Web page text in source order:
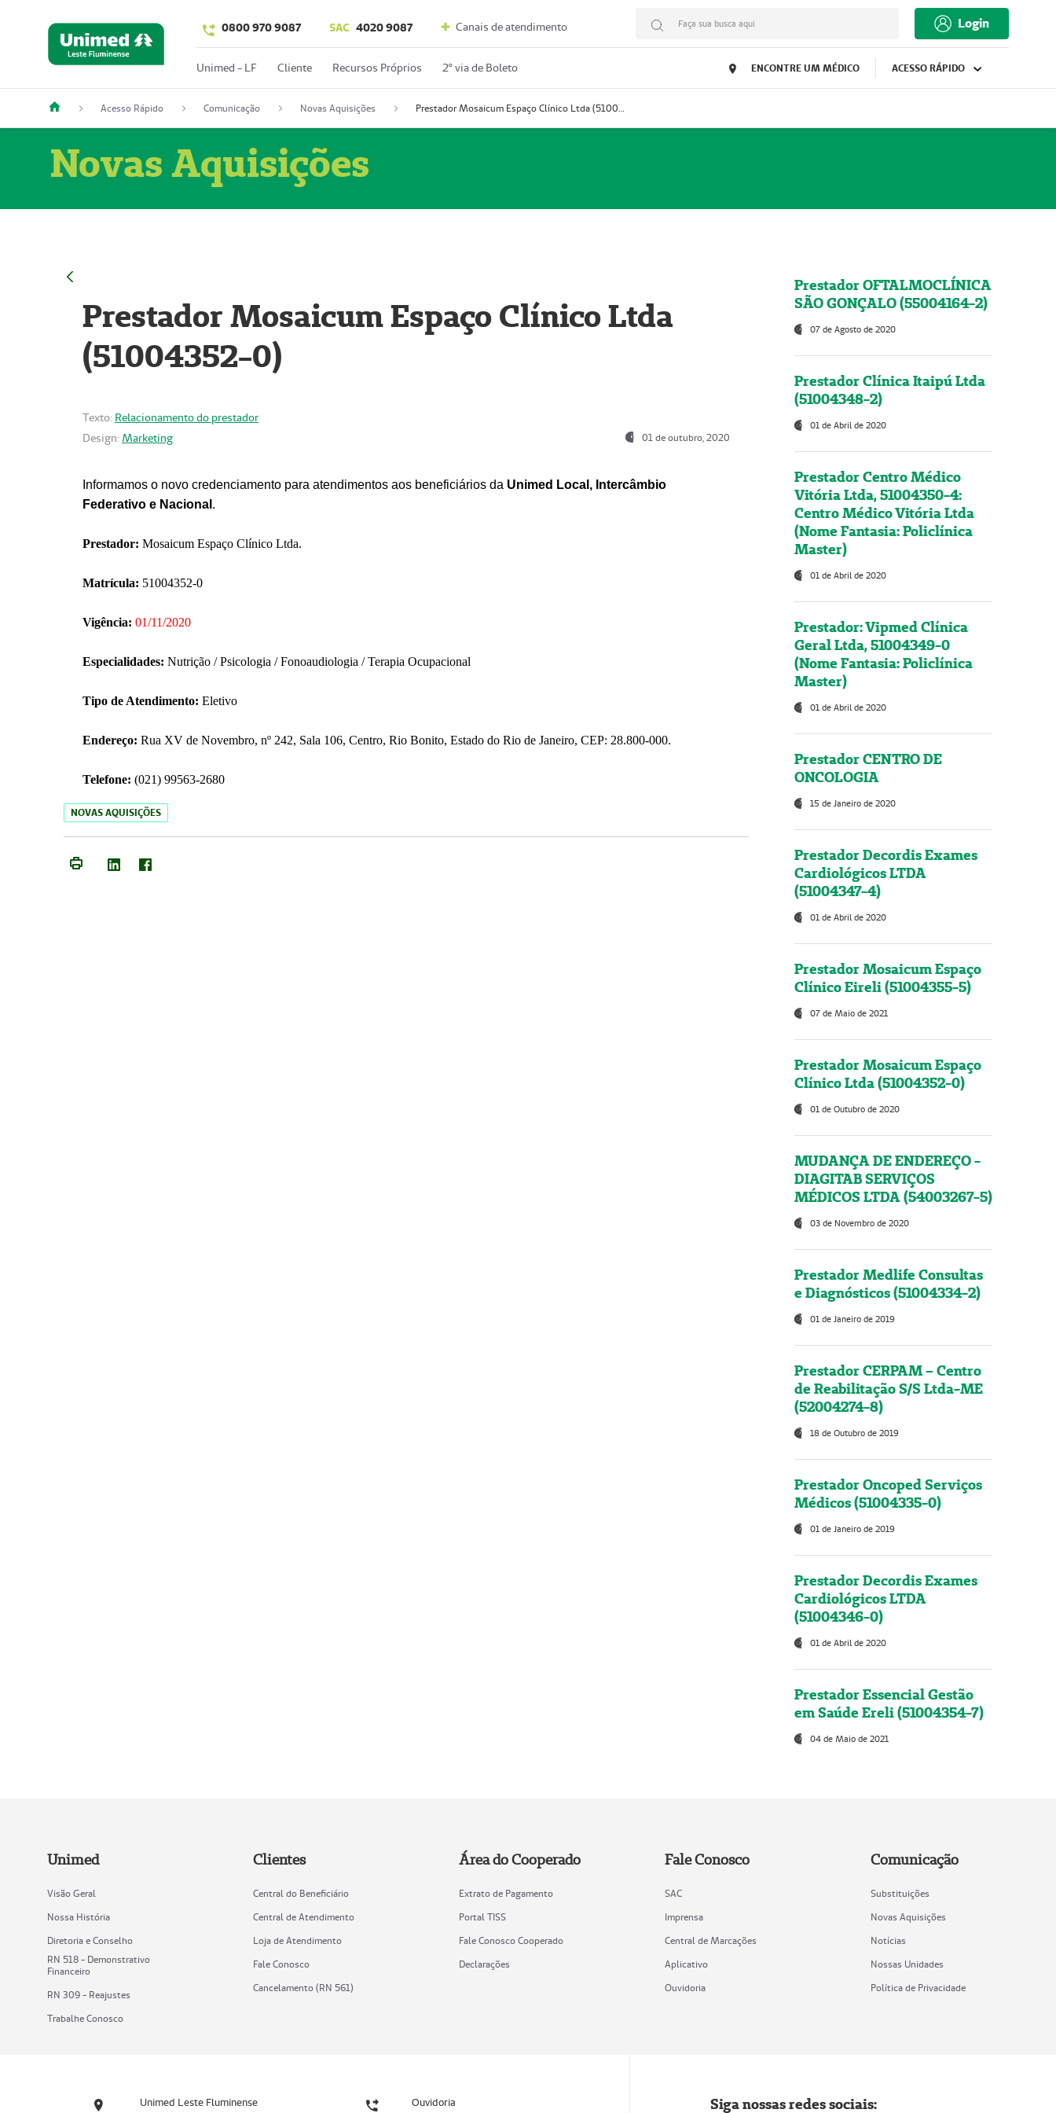
0800 970 9087 SAC 4020 9087 Canais de atendimento Faça sua busca aqui Login
Unimed - LF Cliente Recursos Próprios 2º via de Boleto ENCONTRE UM MÉDICO ACESSO RÁPIDO
Acesso Rápido Comunicação Novas Aquisições Prestador Mosaicum Espaço Clínico Ltda (51004352-0)
Novas Aquisições
Prestador Mosaicum Espaço Clínico Ltda
(51004352-0)
Texto: Relacionamento do prestador
Design: Marketing 01 de outubro, 2020
Informamos o novo credenciamento para atendimentos aos beneficiários da Unimed Local, Intercâmbio
Federativo e Nacional .
Prestador: Mosaicum Espaço Clínico Ltda.
Matrícula: 51004352-0
Vigência: 01/11/2020
Especialidades: Nutrição / Psicologia / Fonoaudiologia / Terapia Ocupacional
Tipo de Atendimento: Eletivo
Endereço: Rua XV de Novembro, nº 242, Sala 106, Centro, Rio Bonito, Estado do Rio de Janeiro, CEP: 28.800-000.
Telefone: (021) 99563-2680
NOVAS AQUISIÇÕES
Prestador OFTALMOCLÍNICA
SÃO GONÇALO (55004164-2)
07 de Agosto de 2020
Prestador Clínica Itaipú Ltda
(51004348-2)
01 de Abril de 2020
Prestador Centro Médico
Vitória Ltda, 51004350-4:
Centro Médico Vitória Ltda
(Nome Fantasia: Policlínica
Master)
01 de Abril de 2020
Prestador: Vipmed Clínica
Geral Ltda, 51004349-0
(Nome Fantasia: Policlínica
Master)
01 de Abril de 2020
Prestador CENTRO DE
ONCOLOGIA
15 de Janeiro de 2020
Prestador Decordis Exames
Cardiológicos LTDA
(51004347-4)
01 de Abril de 2020
Prestador Mosaicum Espaço
Clínico Eireli (51004355-5)
07 de Maio de 2021
Prestador Mosaicum Espaço
Clínico Ltda (51004352-0)
01 de Outubro de 2020
MUDANÇA DE ENDEREÇO -
DIAGITAB SERVIÇOS
MÉDICOS LTDA (54003267-5)
03 de Novembro de 2020
Prestador Medlife Consultas
e Diagnósticos (51004334-2)
01 de Janeiro de 2019
Prestador CERPAM – Centro
de Reabilitação S/S Ltda-ME
(52004274-8)
18 de Outubro de 2019
Prestador Oncoped Serviços
Médicos (51004335-0)
01 de Janeiro de 2019
Prestador Decordis Exames
Cardiológicos LTDA
(51004346-0)
01 de Abril de 2020
Prestador Essencial Gestão
em Saúde Ereli (51004354-7)
04 de Maio de 2021
Unimed
Visão Geral
Nossa História
Diretoria e Conselho
RN 518 - Demonstrativo
Financeiro
RN 309 - Reajustes
Trabalhe Conosco
Clientes
Central do Beneficiário
Central de Atendimento
Loja de Atendimento
Fale Conosco
Cancelamento (RN 561)
Área do Cooperado
Extrato de Pagamento
Portal TISS
Fale Conosco Cooperado
Declarações
Fale Conosco
SAC
Imprensa
Central de Marcações
Aplicativo
Ouvidoria
Comunicação
Substituições
Novas Aquisições
Notícias
Nossas Unidades
Política de Privacidade
Unimed Leste Fluminense Ouvidoria Siga nossas redes sociais: